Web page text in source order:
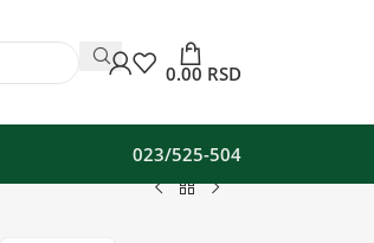
0.00 RSD
023/525-504